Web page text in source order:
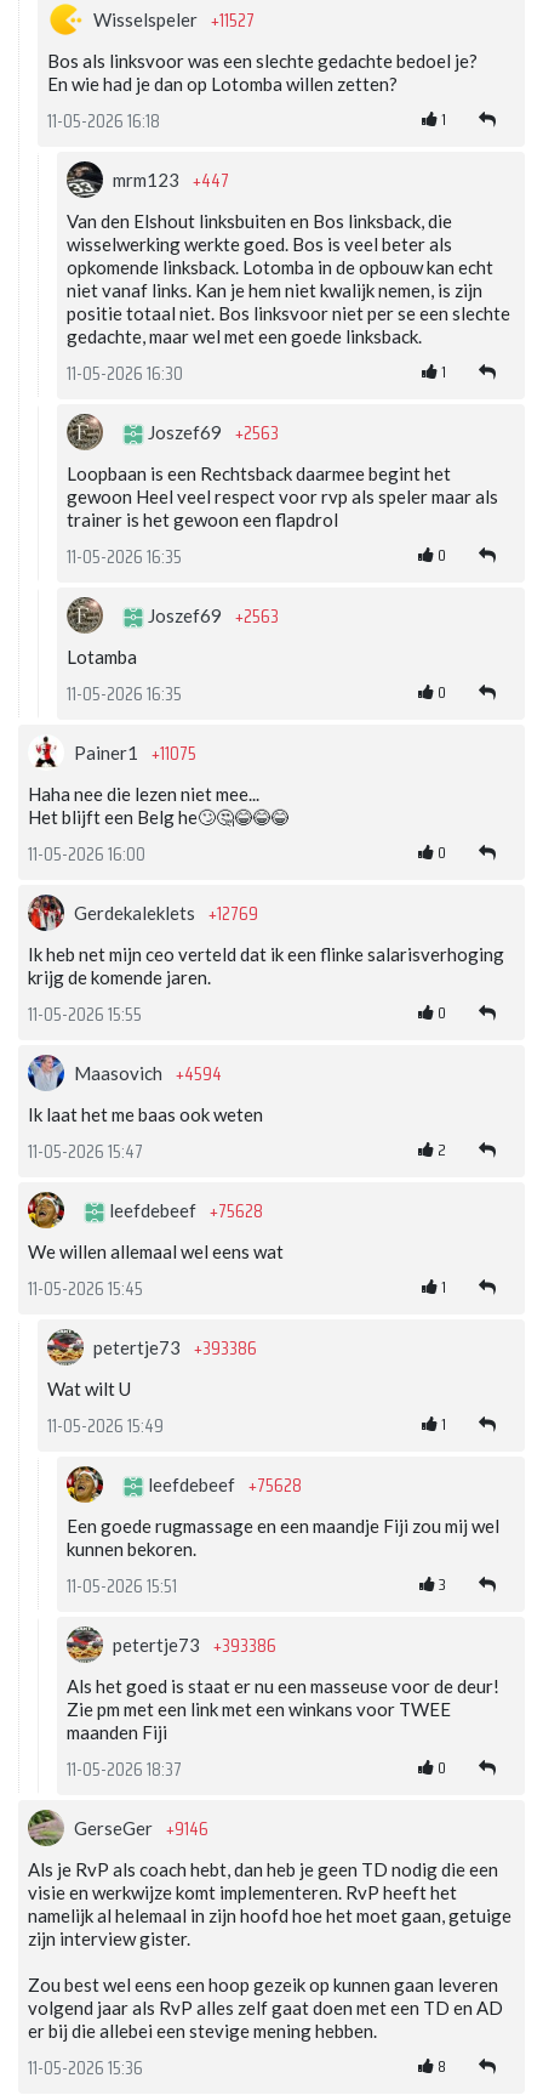
Wisselspeler +11527
Bos als linksvoor was een slechte gedachte bedoel je?
En wie had je dan op Lotomba willen zetten?
11-05-2026 16:18 1
mrm123 +447
Van den Elshout linksbuiten en Bos linksback, die
wisselwerking werkte goed. Bos is veel beter als
opkomende linksback. Lotomba in de opbouw kan echt
niet vanaf links. Kan je hem niet kwalijk nemen, is zijn
positie totaal niet. Bos linksvoor niet per se een slechte
gedachte, maar wel met een goede linksback.
11-05-2026 16:30 1
Joszef69 +2563
Loopbaan is een Rechtsback daarmee begint het
gewoon Heel veel respect voor rvp als speler maar als
trainer is het gewoon een flapdrol
11-05-2026 16:35 0
Joszef69 +2563
Lotamba
11-05-2026 16:35 0
Painer1 +11075
Haha nee die lezen niet mee...
Het blijft een Belg he🙄🤔😂😂😂
11-05-2026 16:00 0
Gerdekaleklets +12769
Ik heb net mijn ceo verteld dat ik een flinke salarisverhoging
krijg de komende jaren.
11-05-2026 15:55 0
Maasovich +4594
Ik laat het me baas ook weten
11-05-2026 15:47 2
leefdebeef +75628
We willen allemaal wel eens wat
11-05-2026 15:45 1
petertje73 +393386
Wat wilt U
11-05-2026 15:49 1
leefdebeef +75628
Een goede rugmassage en een maandje Fiji zou mij wel
kunnen bekoren.
11-05-2026 15:51 3
petertje73 +393386
Als het goed is staat er nu een masseuse voor de deur!
Zie pm met een link met een winkans voor TWEE
maanden Fiji
11-05-2026 18:37 0
GerseGer +9146
Als je RvP als coach hebt, dan heb je geen TD nodig die een
visie en werkwijze komt implementeren. RvP heeft het
namelijk al helemaal in zijn hoofd hoe het moet gaan, getuige
zijn interview gister.
Zou best wel eens een hoop gezeik op kunnen gaan leveren
volgend jaar als RvP alles zelf gaat doen met een TD en AD
er bij die allebei een stevige mening hebben.
11-05-2026 15:36 8